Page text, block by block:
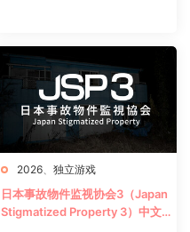
2026 独立游戏
日本事故物件监视协会3（Japan
Stigmatized Property 3）中文